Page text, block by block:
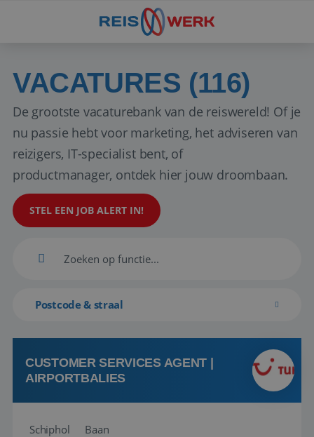
VACATURES (116)
De grootste vacaturebank van de reiswereld! Of je
nu passie hebt voor marketing, het adviseren van
reizigers, IT-specialist bent, of
productmanager, ontdek hier jouw droombaan.
STEL EEN JOB ALERT IN!
Postcode & straal
CUSTOMER SERVICES AGENT |
AIRPORTBALIES
Schiphol Baan